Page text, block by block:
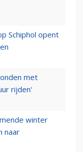
Schiphol opent
met
rijden'
winter
naar